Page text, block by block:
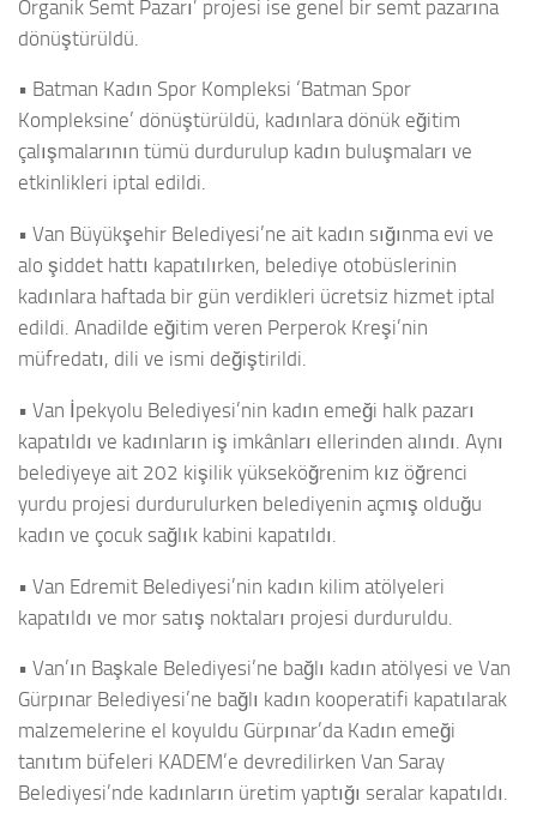
Organik Semt Pazarı’ projesi ise genel bir semt pazarına
dönüştürüldü.
• Batman Kadın Spor Kompleksi ‘Batman Spor
Kompleksine’ dönüştürüldü, kadınlara dönük eğitim
çalışmalarının tümü durdurulup kadın buluşmaları ve
etkinlikleri iptal edildi.
• Van Büyükşehir Belediyesi’ne ait kadın sığınma evi ve
alo şiddet hattı kapatılırken, belediye otobüslerinin
kadınlara haftada bir gün verdikleri ücretsiz hizmet iptal
edildi. Anadilde eğitim veren Perperok Kreşi’nin
müfredatı, dili ve ismi değiştirildi.
• Van İpekyolu Belediyesi’nin kadın emeği halk pazarı
kapatıldı ve kadınların iş imkânları ellerinden alındı. Aynı
belediyeye ait 202 kişilik yükseköğrenim kız öğrenci
yurdu projesi durdurulurken belediyenin açmış olduğu
kadın ve çocuk sağlık kabini kapatıldı.
• Van Edremit Belediyesi’nin kadın kilim atölyeleri
kapatıldı ve mor satış noktaları projesi durduruldu.
• Van’ın Başkale Belediyesi’ne bağlı kadın atölyesi ve Van
Gürpınar Belediyesi’ne bağlı kadın kooperatifi kapatılarak
malzemelerine el koyuldu Gürpınar’da Kadın emeği
tanıtım büfeleri KADEM’e devredilirken Van Saray
Belediyesi’nde kadınların üretim yaptığı seralar kapatıldı.